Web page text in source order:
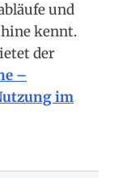
und
kennt.
der
–
im